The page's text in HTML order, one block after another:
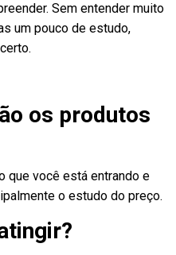
Sem entender muito
um pouco de estudo,
os produtos
que você está entrando e
o estudo do preço.